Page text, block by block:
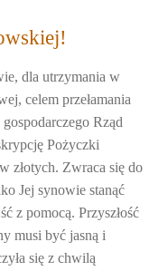
dla utrzymania w
celem przełamania
Rząd
Pożyczki
złotych. Zwraca się do
Jej synowie stanąć
z pomocą. Przyszłość
musi być jasną i
się z chwilą